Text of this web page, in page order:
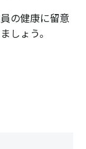
の健康に留意
しょう。